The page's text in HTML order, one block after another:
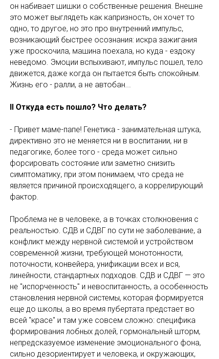
он набивает шишки о собственные решения. Внешне
это может выглядеть как капризность, он хочет то
одно, то другое, но это про внутренний импульс,
возникающий быстрее осознания: искра зажигания
уже проскочила, машина поехала, но куда - ездоку
неведомо. Эмоции вспыхивают, импульс пошел, тело
движется, даже когда он пытается быть спокойным.
Жизнь его - ралли, а не автобан...
II Откуда есть пошло? Что делать?
- Привет маме-папе! Генетика - занимательная штука,
директивно это не меняется ни в воспитании, ни в
педагогике, более того - среда может сильно
форсировать состояние или заметно снизить
симптоматику, при этом понимаем, что среда не
является причиной происходящего, а коррелирующий
фактор.
Проблема не в человеке, а в точках столкновения с
реальностью. СДВ и СДВГ по сути не заболевание, а
конфликт между нервной системой и устройством
современной жизни, требующей монотонности,
поточности, конвейера, унификации всех и вся,
линейности, стандартных подходов. СДВ и СДВГ — это
не "испорченность" и невоспитанность, а особенность
становления нервной системы, которая формируется
еще до школы, а во время пубертата предстает во
всей "красе" и там уже совсем сложно: специфика
формирования лобных долей, гормональный шторм,
непредсказуемое изменение эмоционального фона,
сильно дезориентирует и человека, и окружающих,